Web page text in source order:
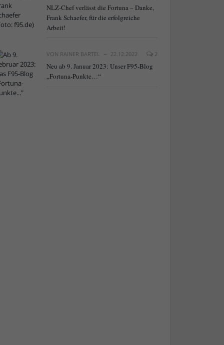
NLZ-Chef verlässt die Fortuna – Danke,
Frank Schaefer, für die erfolgreiche
Arbeit!
VON RAINER BARTEL 22.12.2022 2
Neu ab 9. Januar 2023: Unser F95-Blog
„Fortuna-Punkte…“